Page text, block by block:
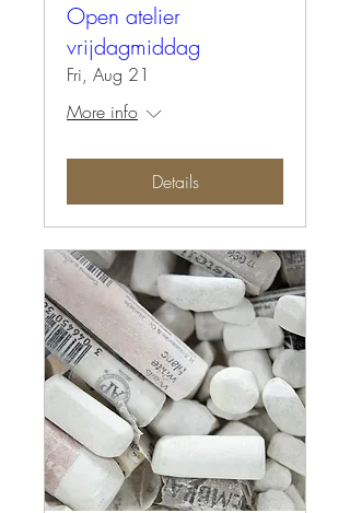
Open atelier
vrijdagmiddag
Fri, Aug 21
More info
Details